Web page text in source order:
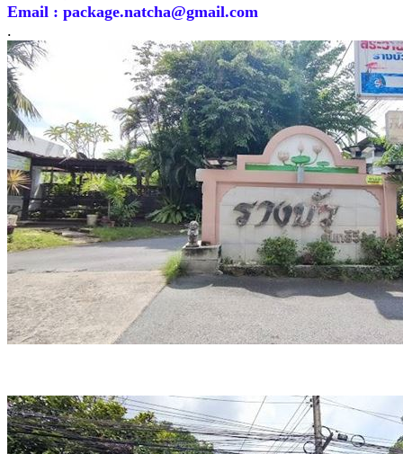
Email : package.natcha@gmail.com
.